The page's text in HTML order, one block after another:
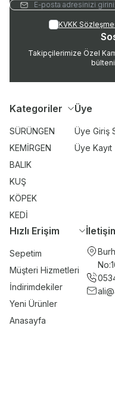
KVKK
Takipçilerimize Özel
Kategoriler
SÜRÜNGEN
KEMİRGEN
BALIK
KUŞ
KÖPEK
KEDİ
Üye
Üye Giriş
Üye Kayıt
Hızlı Erişim
Sepetim
Müşteri Hizmetleri
İndirimdekiler
Yeni Ürünler
Anasayfa